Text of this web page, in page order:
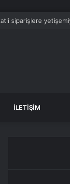
İLETIŞIM